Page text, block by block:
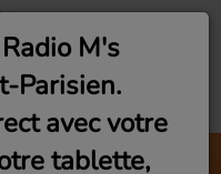
M's
Parisien.
avec votre
tablette,